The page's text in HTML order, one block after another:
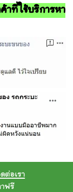
าที่ใช้บริการหา
ต่อเรา
ฟรี